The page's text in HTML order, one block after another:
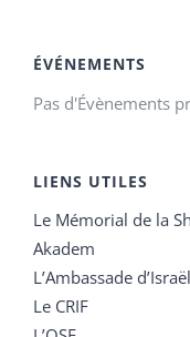
ÉVÉNEMENTS
Pas d'Évènements
LIENS UTILES
Le Mémorial de la
Akadem
L’Ambassade d’Israël
Le CRIF